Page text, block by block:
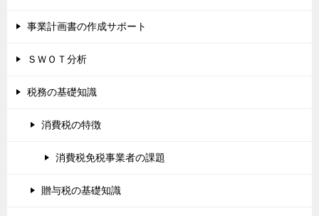
事業計画書の作成サポート
ＳＷＯＴ分析
税務の基礎知識
消費税の特徴
消費税免税事業者の課題
贈与税の基礎知識